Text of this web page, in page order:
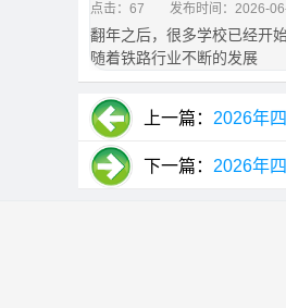
点击：67 发布时间：2026-
翻年之后，很多学校已经开
随着铁路行业不断的发展
上一篇： 2026年
下一篇： 2026年